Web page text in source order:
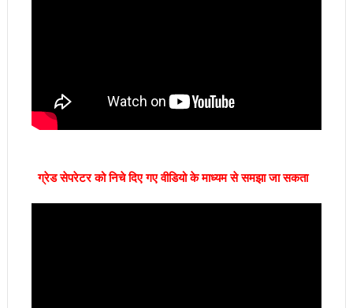
ग्रेड सेपरेटर को निचे दिए गए वीडियो के माध्यम से समझा जा सकता